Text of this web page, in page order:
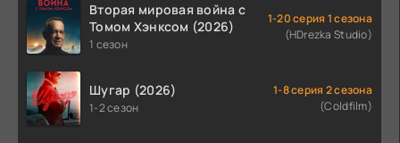
Вторая мировая война с
Томом Хэнксом (2026)
1 сезон
1-20 серия 1 сезона
(HDrezka Studio)
Шугар (2026)
1-2 сезон
1-8 серия 2 сезона
(Coldfilm)